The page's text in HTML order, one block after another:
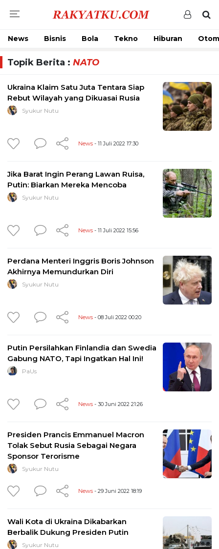
News Bisnis Bola Tekno Hiburan
Topik Berita : NATO
Ukraina Klaim Satu Juta Tentara Siap
Rebut Wilayah yang Dikuasai Rusia
Syukur Nutu
News - 11 Juli 2022 17:30
Jika Barat Ingin Perang Lawan Ruisa,
Putin: Biarkan Mereka Mencoba
Syukur Nutu
News - 11 Juli 2022 15:56
Perdana Menteri Inggris Boris Johnson
Akhirnya Memundurkan Diri
Syukur Nutu
News - 08 Juli 2022 00:20
Putin Persilahkan Finlandia dan Swedia
Gabung NATO, Tapi Ingatkan Hal Ini!
PaUs
News - 30 Juni 2022 21:26
Presiden Prancis Emmanuel Macron
Tolak Sebut Rusia Sebagai Negara
Sponsor Terorisme
Syukur Nutu
News - 29 Juni 2022 18:19
Wali Kota di Ukraina Dikabarkan
Berbalik Dukung Presiden Putin
Syukur Nutu